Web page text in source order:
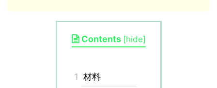
Contents [hide]
1 材料